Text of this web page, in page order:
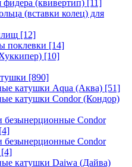
(квивертип) [11]
(вставки колец) для
[12]
поклевки [14]
[10]
[890]
катушки Aqua (Аква) [51]
катушки Condor (Кондор)
безынерционные Condor
[4]
безынерционные Condor
[4]
катушки Daiwa (Дайва)